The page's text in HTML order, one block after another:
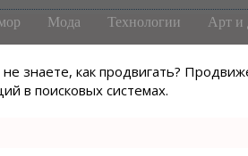
знаете, как продвигать?
в поисковых системах.
Мода Технологии Арт и